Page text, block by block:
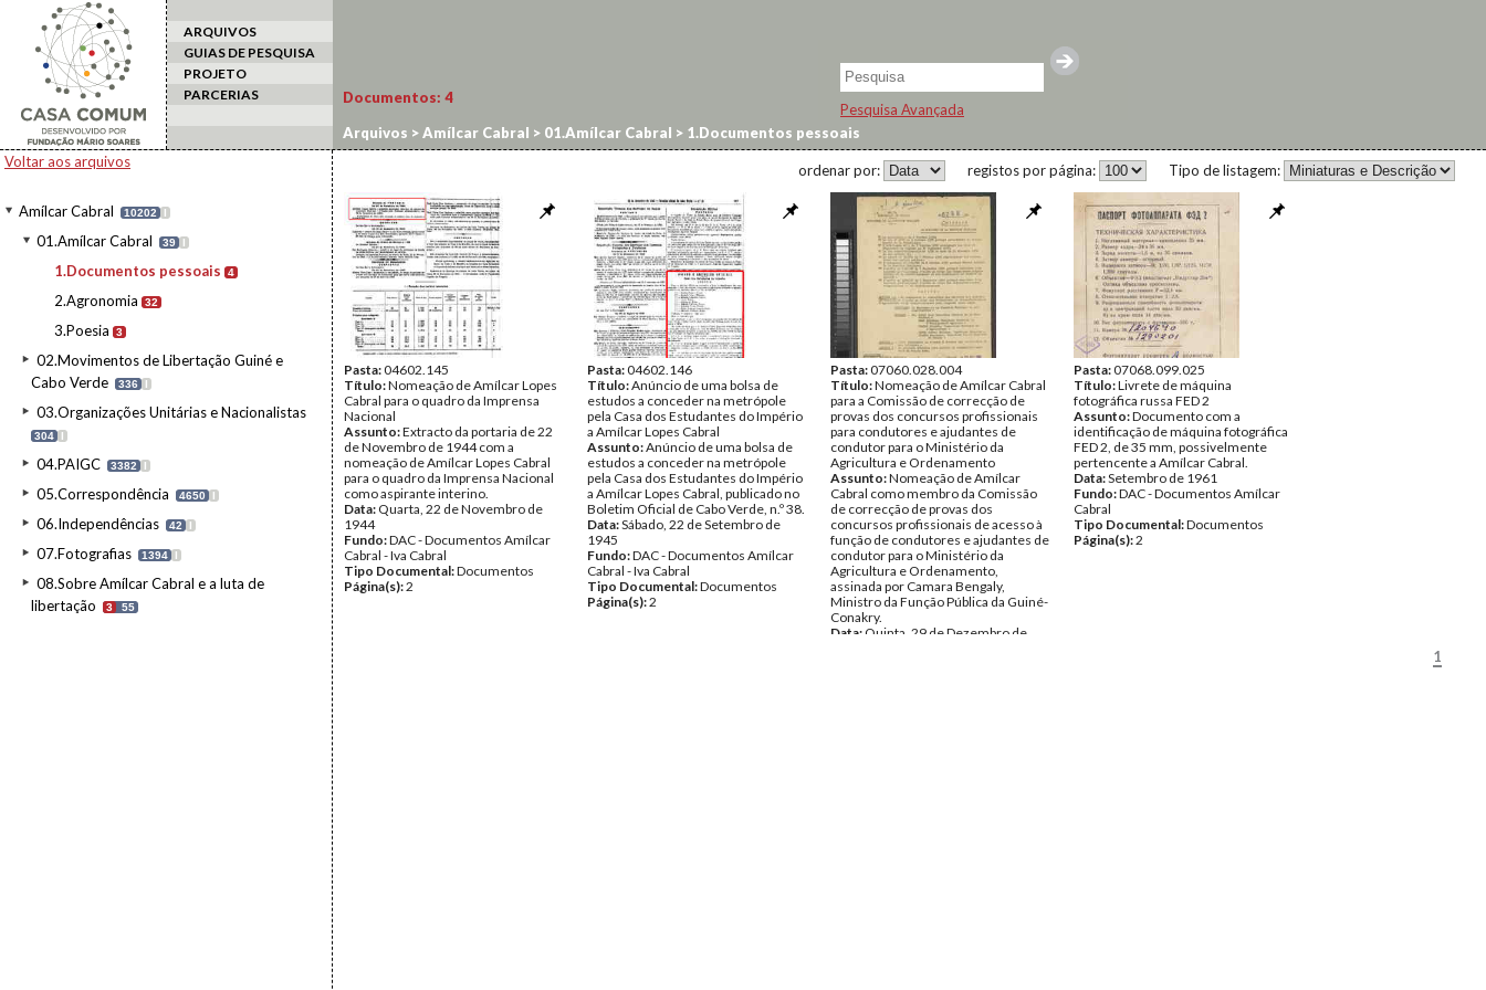
ARQUIVOS
GUIAS DE PESQUISA
PROJETO
PARCERIAS
Pesquisa Avançada
Voltar aos arquivos
Amílcar Cabral 10202 I
01.Amílcar Cabral 39 I
1.Documentos pessoais 4
2.Agronomia 32
3.Poesia 3
02.Movimentos de Libertação Guiné e
Cabo Verde
336 I
03.Organizações Unitárias e Nacionalistas
304 I
04.PAIGC 3382 I
05.Correspondência 4650 I
06.Independências 42 I
07.Fotografias 1394 I
08.Sobre Amílcar Cabral e a luta de
libertação
3 55
Documentos: 4
Arquivos >Amílcar Cabral > 01.Amílcar Cabral > 1.Documentos pessoais
Tipo de listagem:
registos por página:
ordenar por:
Pasta:04602.145
Título:Nomeação de Amílcar Lopes
Cabral para o quadro da Imprensa
Nacional
Assunto:Extracto da portaria de 22
de Novembro de 1944 com a
nomeação de Amílcar Lopes Cabral
para o quadro da Imprensa Nacional
como aspirante interino.
Data: Quarta, 22 de Novembro de
1944
Fundo:DAC - Documentos Amílcar
Cabral - Iva Cabral
Tipo Documental:Documentos
Página(s):2
Pasta:04602.146
Título:Anúncio de uma bolsa de
estudos a conceder na metrópole
pela Casa dos Estudantes do Império
a Amílcar Lopes Cabral
Assunto:Anúncio de uma bolsa de
estudos a conceder na metrópole
pela Casa dos Estudantes do Império
a Amílcar Lopes Cabral, publicado no
Boletim Oficial de Cabo Verde, n.º 38.
Data:Sábado, 22 de Setembro de
1945
Fundo:DAC - Documentos Amílcar
Cabral - Iva Cabral
Tipo Documental:Documentos
Página(s):2
Pasta:07060.028.004
Título:Nomeação de Amílcar Cabral
para a Comissão de correcção de
provas dos concursos profissionais
para condutores e ajudantes de
condutor para o Ministério da
Agricultura e Ordenamento
Assunto:Nomeação de Amílcar
Cabral como membro da Comissão
de correcção de provas dos
concursos profissionais de acesso à
função de condutores e ajudantes de
condutor para o Ministério da
Agricultura e Ordenamento,
assinada por Camara Bengaly,
Ministro da Função Pública da Guiné-
Conakry.
Data: Quinta, 29 de Dezembro de
Pasta:07068.099.025
Título:Livrete de máquina
fotográfica russa FED 2
Assunto:Documento com a
identificação de máquina fotográfica
FED 2, de 35 mm, possivelmente
pertencente a Amílcar Cabral.
Data:Setembro de 1961
Fundo:DAC - Documentos Amílcar
Cabral
Tipo Documental:Documentos
Página(s):2
1